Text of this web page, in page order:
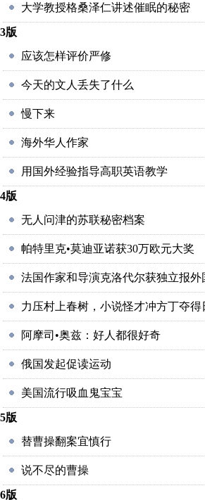
大学教授格桑泽仁讲述催眠的秘密
3版
应该怎样评价严修
今天的文人丢失了什么
慢下来
海外华人作家
用国外经验指导高职英语教学
4版
无人问津的苏联秘密档案
帕特里克•莫迪亚诺获30万欧元大奖
法国作家和导演克洛代尔获独立报外
力压村上春树，小说怪才冲方丁夺
阿摩司•奥兹：好人都很好奇
俄国发起促读运动
美国流行吸血鬼宝宝
5版
替曹操翻案宜慎行
说不尽的曹操
6版